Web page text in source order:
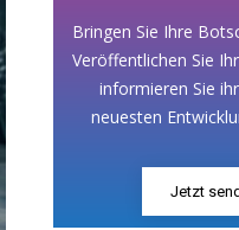
Bringen Sie Ihre
Veröffentlichen Sie
informieren Sie
neuesten
Jetzt